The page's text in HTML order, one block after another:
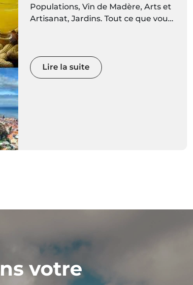
Populations, Vin de Madère, Arts et
Artisanat, Jardins. Tout ce que vous
mouvements
Lire la suite
votre